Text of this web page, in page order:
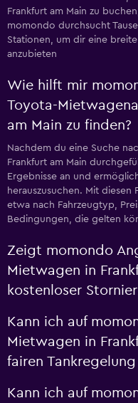
Frankfurt am Main zu
momondo durchsucht
Stationen, um dir eine
anzubieten
Wie hilft mir
Toyota-
am Main zu finden?
Nachdem du eine Suche
Frankfurt am Main
Ergebnisse an und
herauszusuchen. Mit diesen
etwa nach Fahrzeugtyp,
Bedingungen, die gelten
Zeigt momondo
Mietwagen in
kostenloser
Kann ich auf
Mietwagen in
fairen
Kann ich auf